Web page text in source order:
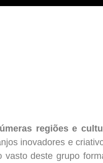
regiões e
inovadores e
vasto deste grupo